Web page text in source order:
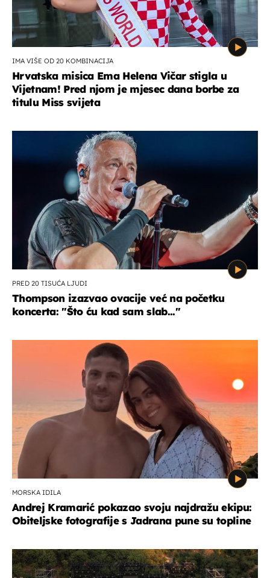
IMA VIŠE OD 20 KOMBINACIJA
Hrvatska misica Ema Helena Vičar stigla u
Vijetnam! Pred njom je mjesec dana borbe za
titulu Miss svijeta
PRED 20 TISUĆA LJUDI
Thompson izazvao ovacije već na početku
koncerta: "Što ću kad sam slab..."
MORSKA IDILA
Andrej Kramarić pokazao svoju najdražu ekipu:
Obiteljske fotografije s Jadrana pune su topline